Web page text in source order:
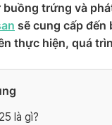
trứng và
sẽ cung cấp
thực hiện, quá
là gì?